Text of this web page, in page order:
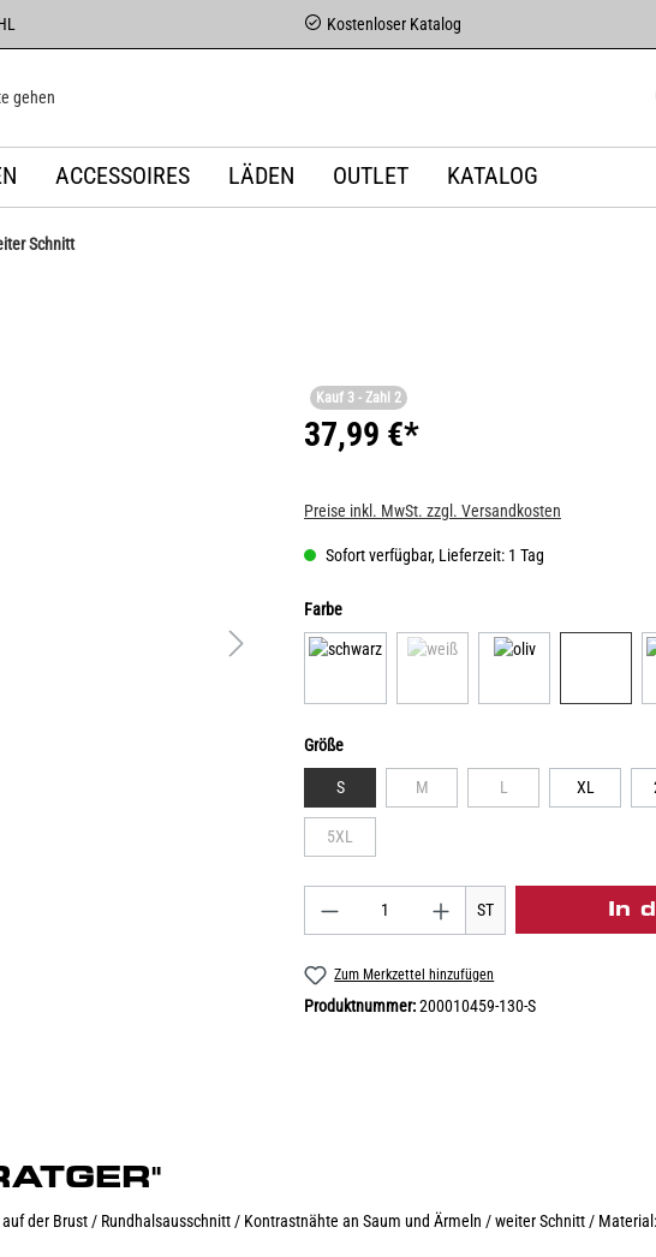
Kostenloser Katalog
ACCESSOIRES LÄDEN OUTLET KATALOG
Schnitt
Kauf 3 - Zahl 2
37,99 €*
Preise inkl. MwSt. zzgl. Versandkosten
Sofort verfügbar, Lieferzeit: 1 Tag
Farbe
Größe
S M L XL
5XL
ST In
Zum Merkzettel hinzufügen
Produktnummer:200010459-130-S
der Brust / Rundhalsausschnitt / Kontrastnähte an Saum und Ärmeln / weiter Schnitt /